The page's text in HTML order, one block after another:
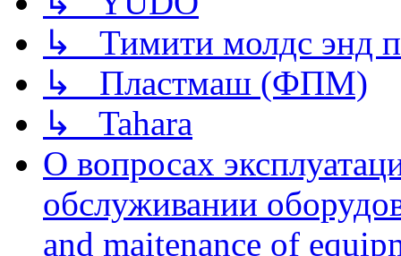
↳ Тимити молдс энд
↳ Пластмаш (ФПМ)
↳ Tahara
О вопросах
обслуживании
and maitenance of